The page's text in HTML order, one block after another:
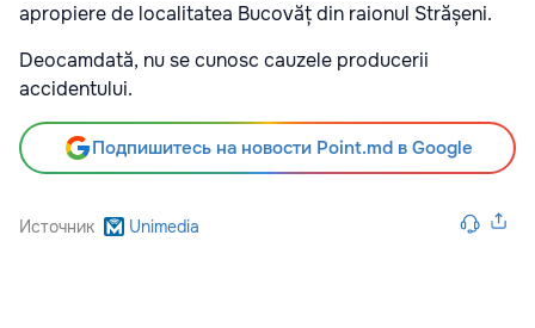
apropiere de localitatea Bucovăț din raionul Strășeni.
Deocamdată, nu se cunosc cauzele producerii
accidentului.
Подпишитесь на новости Point.md в Google
Источник Unimedia